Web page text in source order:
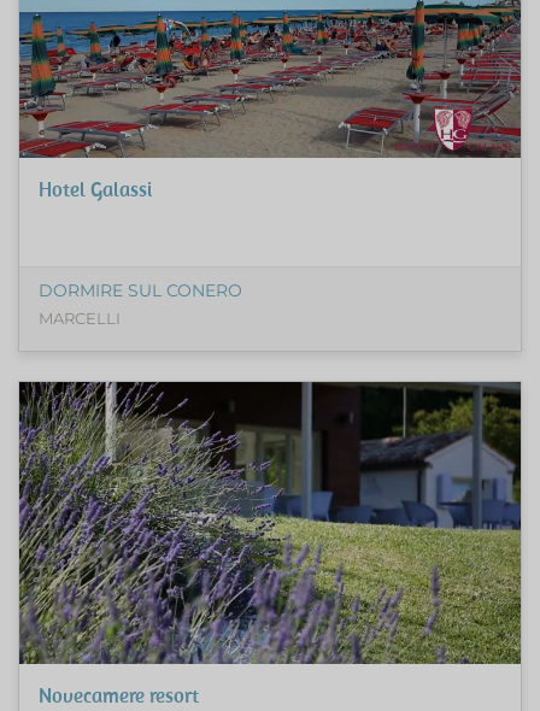
Hotel Galassi
DORMIRE SUL CONERO
MARCELLI
Novecamere resort